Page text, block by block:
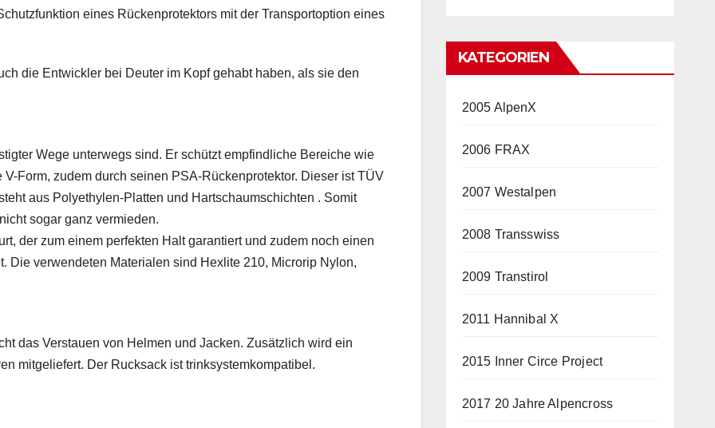
eines Rückenprotektors mit der Transportoption eines
die Entwickler bei Deuter im Kopf gehabt haben, als sie den
Wege unterwegs sind. Er schützt empfindliche Bereiche wie
Form, zudem durch seinen PSA-Rückenprotektor. Dieser ist TÜV
aus Polyethylen-Platten und Hartschaumschichten . Somit
sogar ganz vermieden.
der zum einem perfekten Halt garantiert und zudem noch einen
Die verwendeten Materialen sind Hexlite 210, Microrip Nylon,
das Verstauen von Helmen und Jacken. Zusätzlich wird ein
mitgeliefert. Der Rucksack ist trinksystemkompatibel.
KATEGORIEN
2005 AlpenX
2006 FRAX
2007 Westalpen
2008 Transswiss
2009 Transtirol
2011 Hannibal X
2015 Inner Circe Project
2017 20 Jahre Alpencross